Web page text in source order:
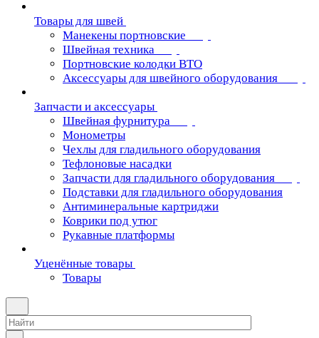
Товары для швей
Манекены портновские
Швейная техника
Портновские колодки ВТО
Аксессуары для швейного оборудования
Запчасти и аксессуары
Швейная фурнитура
Монометры
Чехлы для гладильного оборудования
Тефлоновые насадки
Запчасти для гладильного оборудования
Подставки для гладильного оборудования
Антиминеральные картриджи
Коврики под утюг
Рукавные платформы
Уценённые товары
Товары